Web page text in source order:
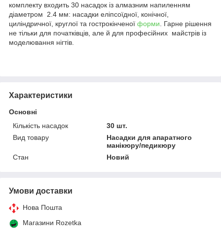
комплекту входить 30 насадок із алмазним напиленням
діаметром 2.4 мм: насадки еліпсоїдної, конічної,
циліндричної, круглої та гострокінченої форми . Гарне рішення
не тільки для початківців, але й для професійних майстрів із
моделювання нігтів.
Характеристики
Основні
Кількість насадок
30 шт.
Вид товару
Насадки для апаратного
манікюру/педикюру
Стан
Новий
Умови доставки
Нова Пошта
Магазини Rozetka